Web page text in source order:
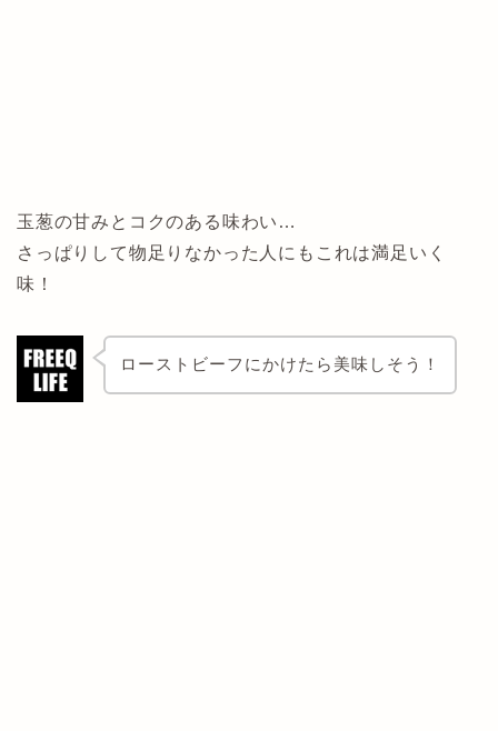
玉葱の甘みとコクのある味わい…
さっぱりして物足りなかった人にもこれは満足いく
味！
ローストビーフにかけたら美味しそう！